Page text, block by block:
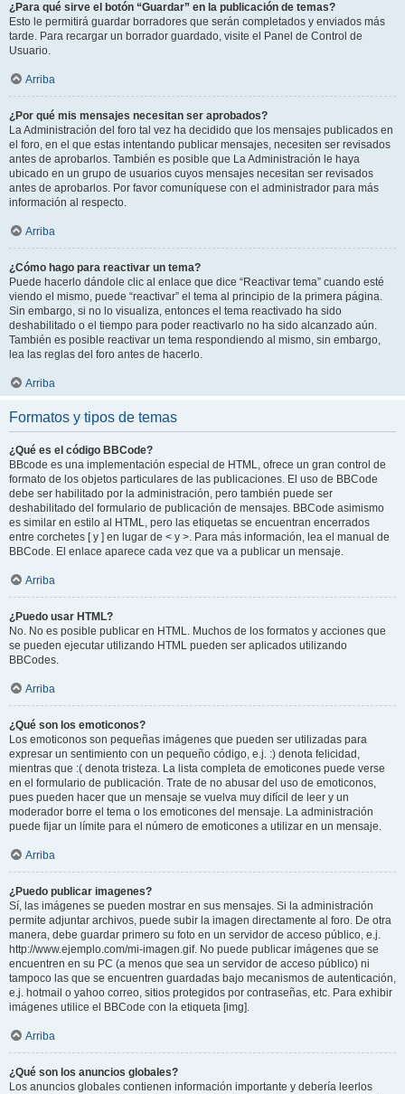
¿Para qué sirve el botón “Guardar” en la publicación de temas?
Esto le permitirá guardar borradores que serán completados y enviados más
tarde. Para recargar un borrador guardado, visite el Panel de Control de
Usuario.
Arriba
¿Por qué mis mensajes necesitan ser aprobados?
La Administración del foro tal vez ha decidido que los mensajes publicados en
el foro, en el que estas intentando publicar mensajes, necesiten ser revisados
antes de aprobarlos. También es posible que La Administración le haya
ubicado en un grupo de usuarios cuyos mensajes necesitan ser revisados
antes de aprobarlos. Por favor comuníquese con el administrador para más
información al respecto.
Arriba
¿Cómo hago para reactivar un tema?
Puede hacerlo dándole clic al enlace que dice “Reactivar tema” cuando esté
viendo el mismo, puede “reactivar” el tema al principio de la primera página.
Sin embargo, si no lo visualiza, entonces el tema reactivado ha sido
deshabilitado o el tiempo para poder reactivarlo no ha sido alcanzado aún.
También es posible reactivar un tema respondiendo al mismo, sin embargo,
lea las reglas del foro antes de hacerlo.
Arriba
Formatos y tipos de temas
¿Qué es el código BBCode?
BBcode es una implementación especial de HTML, ofrece un gran control de
formato de los objetos particulares de las publicaciones. El uso de BBCode
debe ser habilitado por la administración, pero también puede ser
deshabilitado del formulario de publicación de mensajes. BBCode asimismo
es similar en estilo al HTML, pero las etiquetas se encuentran encerrados
entre corchetes [ y ] en lugar de < y >. Para más información, lea el manual de
BBCode. El enlace aparece cada vez que va a publicar un mensaje.
Arriba
¿Puedo usar HTML?
No. No es posible publicar en HTML. Muchos de los formatos y acciones que
se pueden ejecutar utilizando HTML pueden ser aplicados utilizando
BBCodes.
Arriba
¿Qué son los emoticonos?
Los emoticonos son pequeñas imágenes que pueden ser utilizadas para
expresar un sentimiento con un pequeño código, e.j. :) denota felicidad,
mientras que :( denota tristeza. La lista completa de emoticones puede verse
en el formulario de publicación. Trate de no abusar del uso de emoticonos,
pues pueden hacer que un mensaje se vuelva muy difícil de leer y un
moderador borre el tema o los emoticones del mensaje. La administración
puede fijar un límite para el número de emoticones a utilizar en un mensaje.
Arriba
¿Puedo publicar imagenes?
Sí, las imágenes se pueden mostrar en sus mensajes. Si la administración
permite adjuntar archivos, puede subir la imagen directamente al foro. De otra
manera, debe guardar primero su foto en un servidor de acceso público, e.j.
http://www.ejemplo.com/mi-imagen.gif. No puede publicar imágenes que se
encuentren en su PC (a menos que sea un servidor de acceso público) ni
tampoco las que se encuentren guardadas bajo mecanismos de autenticación,
e.j. hotmail o yahoo correo, sitios protegidos por contraseñas, etc. Para exhibir
imágenes utilice el BBCode con la etiqueta [img].
Arriba
¿Qué son los anuncios globales?
Los anuncios globales contienen información importante y debería leerlos